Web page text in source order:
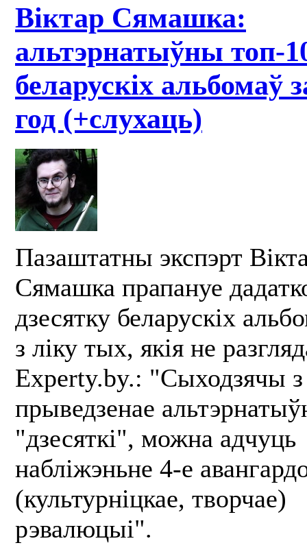
Віктар Сямашка:
альтэрнатыўны топ-
беларускіх альбомаў
год (+слухаць)
Пазаштатны экспэрт
Сямашка прапануе
дзесятку беларускіх
з ліку тых, якія не
Experty.by.: "Сыходзячы з
прыведзенае
"дзесяткі", можна адчуць
набліжэньне 4-е
(культурніцкае, творчае)
рэвалюцыі".